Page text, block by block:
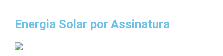
Energia Solar por Assinatura